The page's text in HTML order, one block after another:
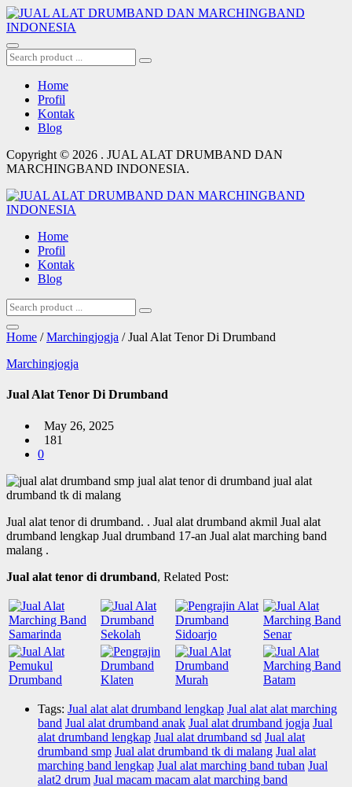
Home
Profil
Kontak
Blog
Copyright © 2026 . JUAL ALAT DRUMBAND DAN
MARCHINGBAND INDONESIA.
Home
Profil
Kontak
Blog
Home /Marchingjogja / Jual Alat Tenor Di Drumband
Marchingjogja
Jual Alat Tenor Di Drumband
May 26, 2025
181
0
Jual alat tenor di drumband. . Jual alat drumband akmil Jual alat
drumband lengkap Jual drumband 17-an Jual alat marching band
malang .
Jual alat tenor di drumband, Related Post:
Tags: Jual alat alat drumband lengkap Jual alat alat marching
band Jual alat drumband anak Jual alat drumband jogja Jual
alat drumband lengkap Jual alat drumband sd Jual alat
drumband smp Jual alat drumband tk di malang Jual alat
marching band lengkap Jual alat marching band tuban Jual
alat2 drum Jual macam macam alat marching band